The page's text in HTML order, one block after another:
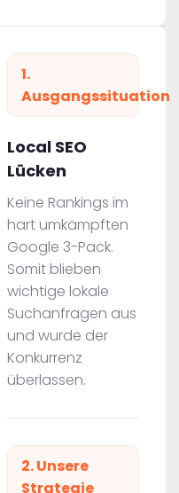
1.
Ausgangssituation
Local SEO
Lücken
Keine Rankings im
hart umkämpften
Google 3-Pack.
Somit blieben
wichtige lokale
Suchanfragen aus
und wurde der
Konkurrenz
überlassen.
2. Unsere
Strategie